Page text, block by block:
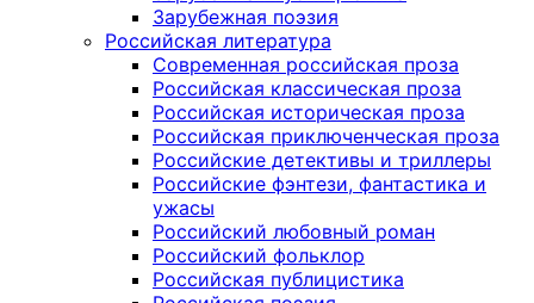
Зарубежная поэзия
Российская литература
Современная российская проза
Российская классическая проза
Российская историческая проза
Российская приключенческая проза
Российские детективы и триллеры
Российские фэнтези, фантастика и
ужасы
Российский любовный роман
Российский фольклор
Российская публицистика